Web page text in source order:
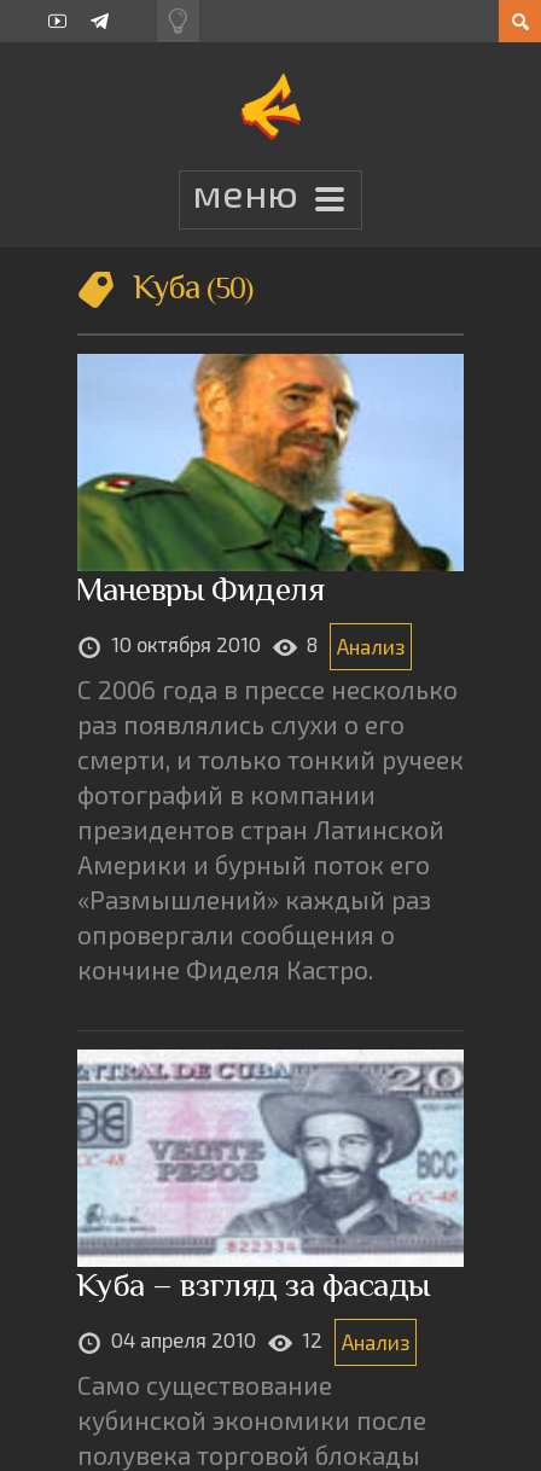
Куба 50
Маневры Фиделя
10 октября 2010 8 Анализ
С 2006 года в прессе несколько
раз появлялись слухи о его
смерти, и только тонкий ручеек
фотографий в компании
президентов стран Латинской
Америки и бурный поток его
«Размышлений» каждый раз
опровергали сообщения о
кончине Фиделя Кастро.
Куба – взгляд за фасады
04 апреля 2010 12 Анализ
Само существование
кубинской экономики после
полувека торговой блокады